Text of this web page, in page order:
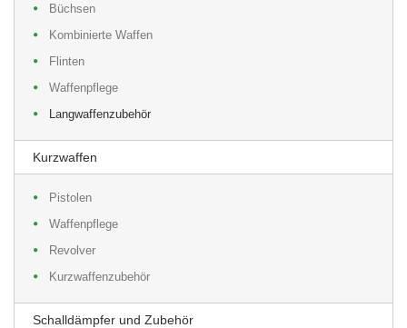
Büchsen
Kombinierte Waffen
Flinten
Waffenpflege
Langwaffenzubehör
Kurzwaffen
Pistolen
Waffenpflege
Revolver
Kurzwaffenzubehör
Schalldämpfer und Zubehör